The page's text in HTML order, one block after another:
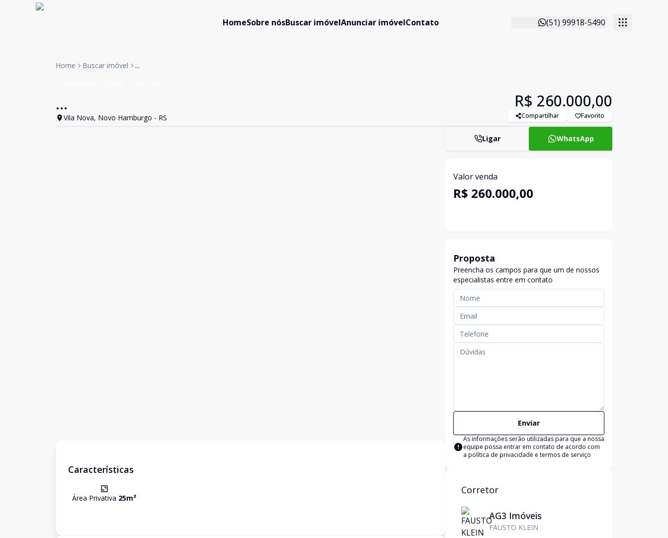
HomeSobre nósBuscar imóvelAnunciar imóvelContato (51) 99918-5490
Home Buscar imóvel ...
...
Vila Nova, Novo Hamburgo - RS
R$ 260.000,00
Compartilhar Favorito
Características
Área Privativa 25m²
Ligar WhatsApp
Valor venda
R$ 260.000,00
Proposta
Preencha os campos para que um de nossos
especialistas entre em contato
Enviar
As informações serão utilizadas para que a nossa
equipe possa entrar em contato de acordo com
a política de privacidade e termos de serviço
Corretor
AG3 Imóveis
FAUSTO KLEIN